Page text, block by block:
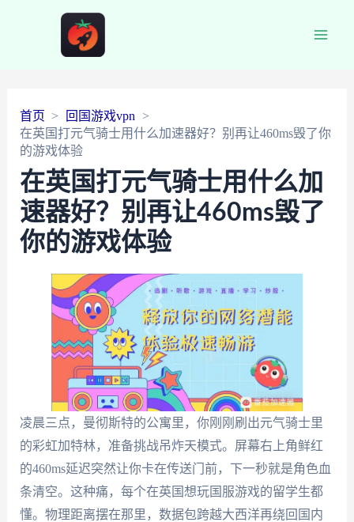
首页
回国游戏vpn
在英国打元气骑士用什么加速器好？别再让460ms毁了你
的游戏体验
在英国打元气骑士用什么加
速器好？别再让460ms毁了
你的游戏体验
凌晨三点，曼彻斯特的公寓里，你刚刚刷出元气骑士里
的彩虹加特林，准备挑战吊炸天模式。屏幕右上角鲜红
的460ms延迟突然让你卡在传送门前，下一秒就是角色血
条清空。这种痛，每个在英国想玩国服游戏的留学生都
懂。物理距离摆在那里，数据包跨越大西洋再绕回国内